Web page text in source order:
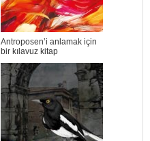
Antroposen’i anlamak için
bir kılavuz kitap